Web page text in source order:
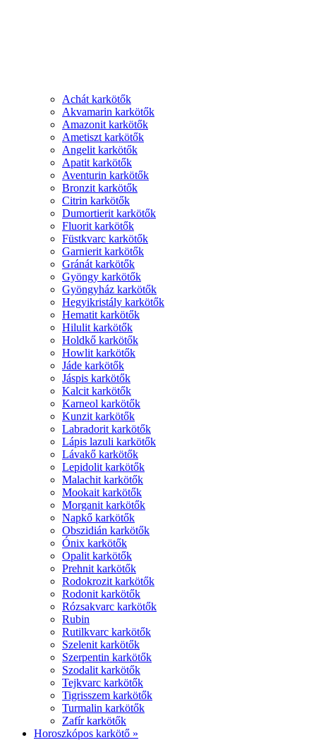
Achát karkötők
Akvamarin karkötők
Amazonit karkötők
Ametiszt karkötők
Angelit karkötők
Apatit karkötők
Aventurin karkötők
Bronzit karkötők
Citrin karkötők
Dumortierit karkötők
Fluorit karkötők
Füstkvarc karkötők
Garnierit karkötők
Gránát karkötők
Gyöngy karkötők
Gyöngyház karkötők
Hegyikristály karkötők
Hematit karkötők
Hilulit karkötők
Holdkő karkötők
Howlit karkötők
Jáde karkötők
Jáspis karkötők
Kalcit karkötők
Karneol karkötők
Kunzit karkötők
Labradorit karkötők
Lápis lazuli karkötők
Lávakő karkötők
Lepidolit karkötők
Malachit karkötők
Mookait karkötők
Morganit karkötők
Napkő karkötők
Obszidián karkötők
Ónix karkötők
Opalit karkötők
Prehnit karkötők
Rodokrozit karkötők
Rodonit karkötők
Rózsakvarc karkötők
Rubin
Rutilkvarc karkötők
Szelenit karkötők
Szerpentin karkötők
Szodalit karkötők
Tejkvarc karkötők
Tigrisszem karkötők
Turmalin karkötők
Zafír karkötők
Horoszkópos karkötő »